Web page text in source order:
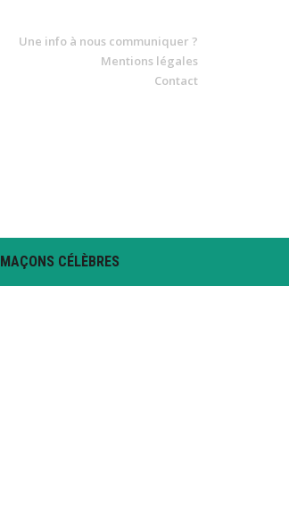
Une info à nous communiquer ?
Mentions légales
Contact
MAÇONS CÉLÈBRES